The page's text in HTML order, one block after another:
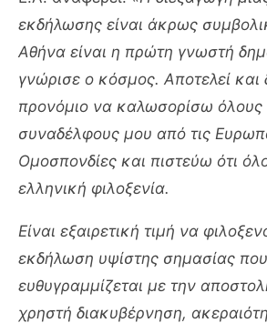
εκδήλωσης είναι άκρως
Αθήνα είναι η πρώτη γνωστή
γνώρισε ο κόσμος. Αποτελεί και
προνόμιο να καλωσορίσω όλους
συναδέλφους μου από τις
Ομοσπονδίες και πιστεύω ότι
ελληνική φιλοξενία.
Είναι εξαιρετική τιμή να
εκδήλωση υψίστης σημασίας που
ευθυγραμμίζεται με την
χρηστή διακυβέρνηση,